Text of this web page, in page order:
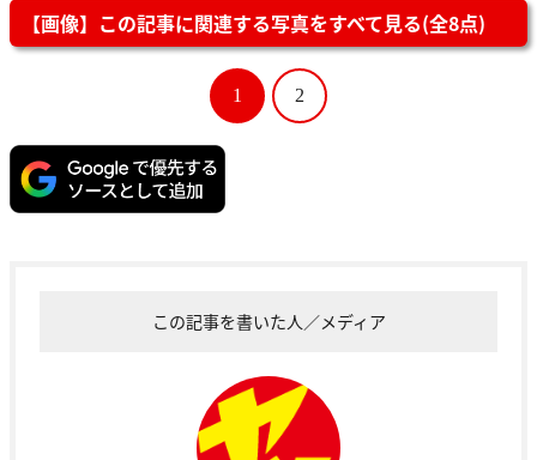
【画像】この記事に関連する写真をすべて見る(全8点)
1 2
この記事を書いた人／メディア